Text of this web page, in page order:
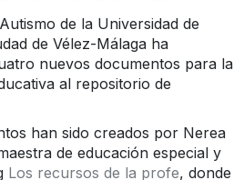
de la Universidad de
de Vélez-Málaga ha
nuevos documentos para la
al repositorio de
han sido creados por Nerea
de educación especial y
Los recursos de la profe, donde